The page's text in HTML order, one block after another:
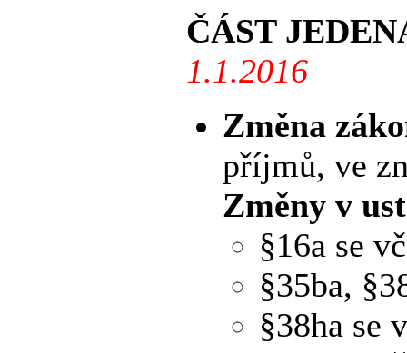
ČÁST
1.1.2016
Změna
příjmů, ve
Změny v
§16a se
§35ba,
§38ha se